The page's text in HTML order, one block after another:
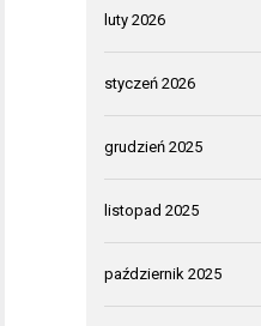
luty 2026
styczeń 2026
grudzień 2025
listopad 2025
październik 2025